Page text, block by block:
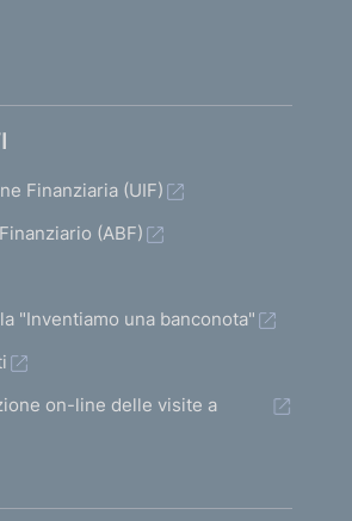
Finanziaria (UIF)
(ABF)
"Inventiamo una banconota"
on-line delle visite a